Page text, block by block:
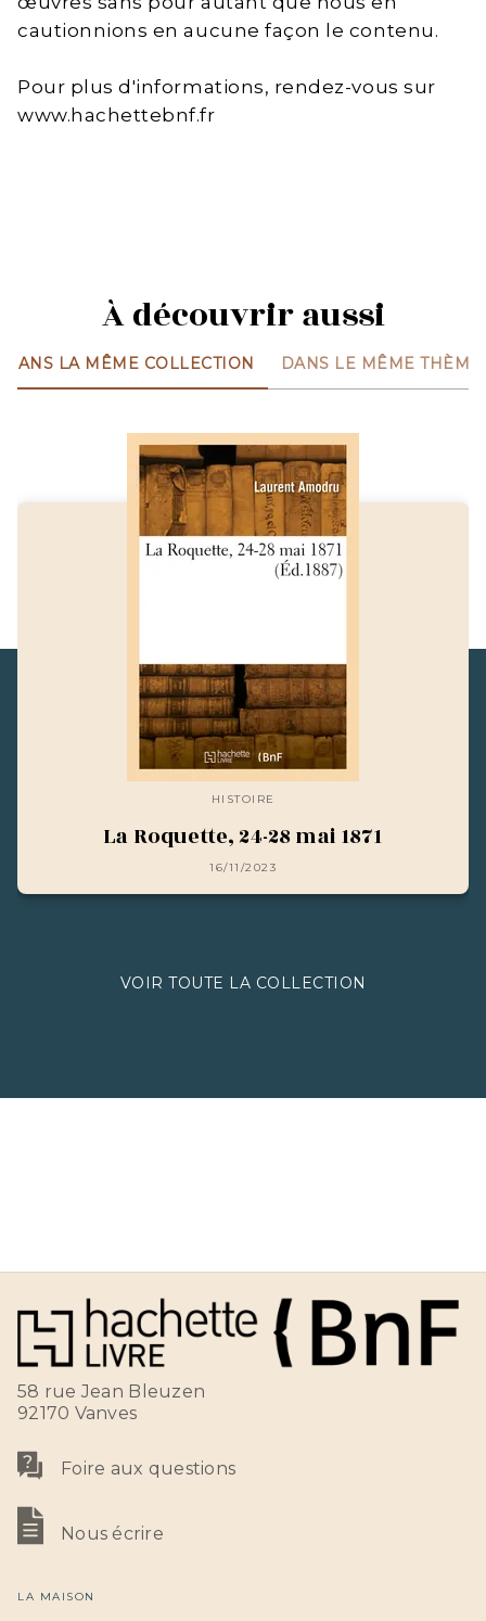
cautionnions en aucune façon le contenu.
Pour plus d'informations, rendez-vous sur
www.hachettebnf.fr
À découvrir aussi
DANS LA MÊME COLLECTION DANS LE MÊME THÈME
HISTOIRE
La Roquette, 24-28 mai 1871
16/11/2023
VOIR TOUTE LA COLLECTION
58 rue Jean Bleuzen
92170 Vanves
Foire aux questions
Nous écrire
LA MAISON